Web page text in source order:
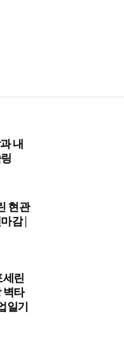
내
현관
감 |
린
벽타
일기